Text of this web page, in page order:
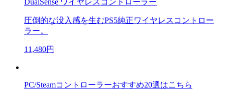
圧倒的な没入感を生むPS5純正ワイヤレスコントロー
ラー。
11,480円
PC/Steamコントローラーおすすめ20選はこちら